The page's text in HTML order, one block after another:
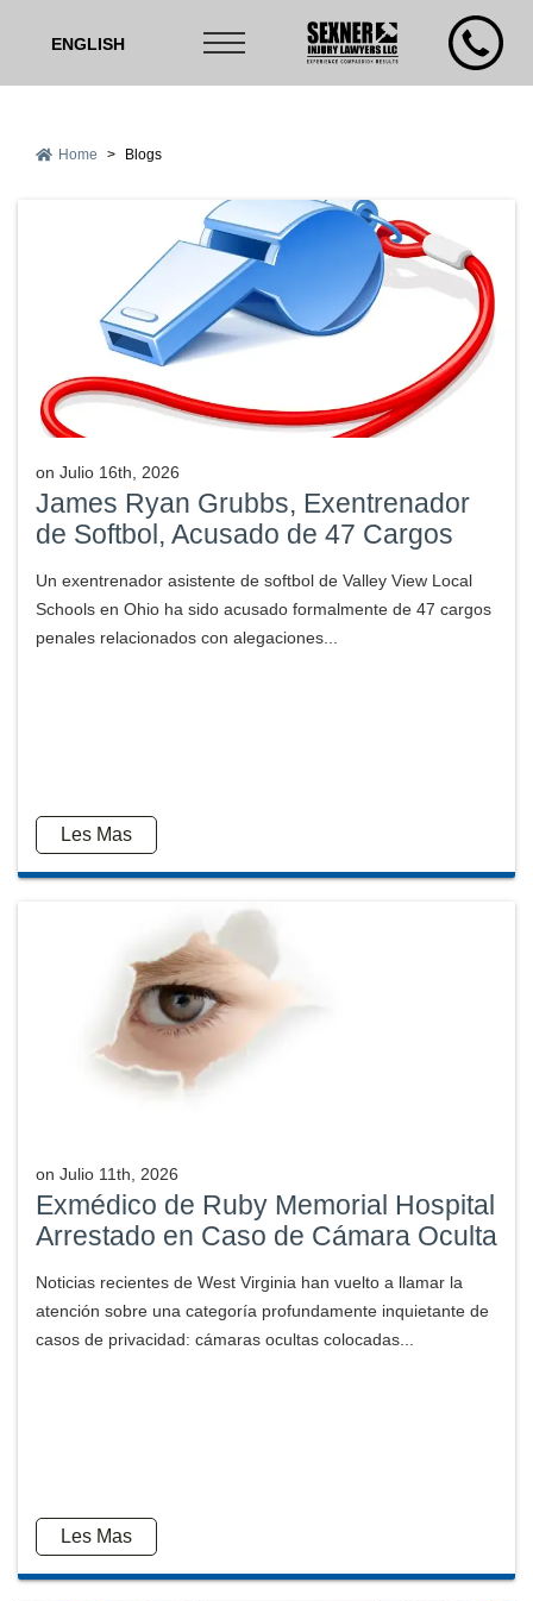
ENGLISH
Home > Blogs
on Julio 16th, 2026
James Ryan Grubbs, Exentrenador
de Softbol, Acusado de 47 Cargos
Un exentrenador asistente de softbol de Valley View Local
Schools en Ohio ha sido acusado formalmente de 47 cargos
penales relacionados con alegaciones...
Les Mas
on Julio 11th, 2026
Exmédico de Ruby Memorial Hospital
Arrestado en Caso de Cámara Oculta
Noticias recientes de West Virginia han vuelto a llamar la
atención sobre una categoría profundamente inquietante de
casos de privacidad: cámaras ocultas colocadas...
Les Mas